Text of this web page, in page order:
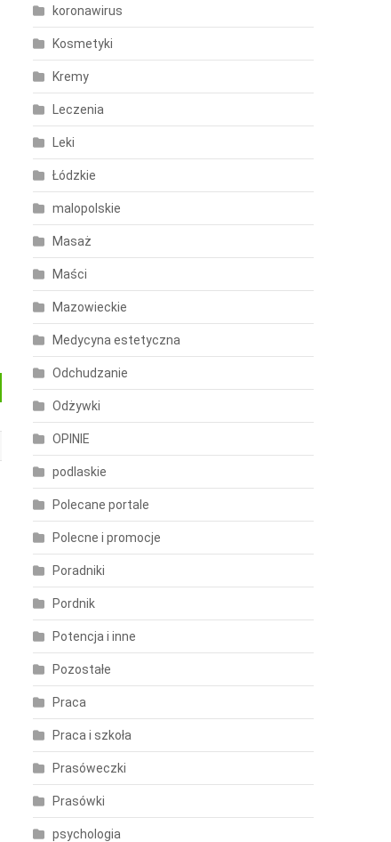
koronawirus
Kosmetyki
Kremy
Leczenia
Leki
Łódzkie
malopolskie
Masaż
Maści
Mazowieckie
Medycyna estetyczna
Odchudzanie
Odżywki
OPINIE
podlaskie
Polecane portale
Polecne i promocje
Poradniki
Pordnik
Potencja i inne
Pozostałe
Praca
Praca i szkoła
Prasóweczki
Prasówki
psychologia